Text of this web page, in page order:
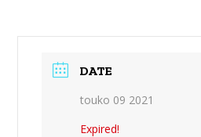
DATE
touko 09 2021
Expired!